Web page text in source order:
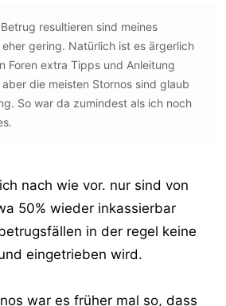
resultieren sind meines
gering. Natürlich ist es ärgerlich
Foren extra Tipps und Anleitung
die meisten Stornos sind glaub
So war da zumindest als ich noch
nach wie vor. nur sind von
50% wieder inkassierbar
in der regel keine
eingetrieben wird.
war es früher mal so, dass